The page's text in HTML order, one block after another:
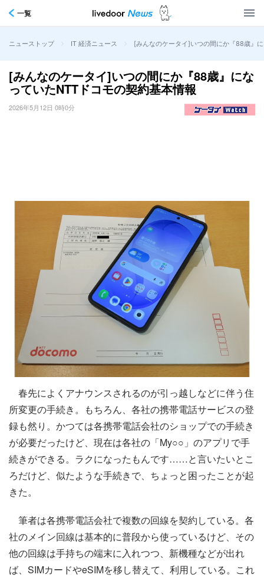
一覧
ニューストップ > IT 経済ニュース > [みんなのケータイ]いつの間にか『88歳』
[みんなのケータイ]いつの間にか『88歳』にな
っていたNTTドコモの契約基本情報
2026年5月12日 0時0分
春先によくアナウンスされるのが引っ越しなどに伴う住
所変更の手続き。もちろん、各社の携帯電話サービスの登
録も然り。かつては各携帯電話会社のショップでの手続き
が必要だったけど、現在は各社の「My○○」のアプリで手
続きができる。ラクになったもんです……と言いたいとこ
ろだけど、似たような手続きで、ちょっと困ったことが起
きた。
筆者は各携帯電話会社で複数の回線を契約している。各
社のメイン回線は基本的に普段から使っているけど、その
他の回線は手持ちの端末に入れつつ、新機種などが出れ
ば、SIMカードやeSIMを移し替えて、利用している。これ